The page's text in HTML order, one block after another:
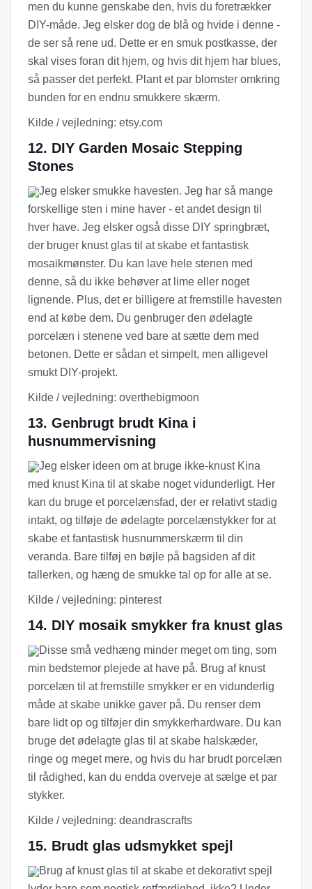
men du kunne genskabe den, hvis du foretrækker
DIY-måde. Jeg elsker dog de blå og hvide i denne -
de ser så rene ud. Dette er en smuk postkasse, der
skal vises foran dit hjem, og hvis dit hjem har blues,
så passer det perfekt. Plant et par blomster omkring
bunden for en endnu smukkere skærm.
Kilde / vejledning: etsy.com
12. DIY Garden Mosaic Stepping
Stones
Jeg elsker smukke havesten. Jeg har så mange
forskellige sten i mine haver - et andet design til
hver have. Jeg elsker også disse DIY springbræt,
der bruger knust glas til at skabe et fantastisk
mosaikmønster. Du kan lave hele stenen med
denne, så du ikke behøver at lime eller noget
lignende. Plus, det er billigere at fremstille havesten
end at købe dem. Du genbruger den ødelagte
porcelæn i stenene ved bare at sætte dem med
betonen. Dette er sådan et simpelt, men alligevel
smukt DIY-projekt.
Kilde / vejledning: overthebigmoon
13. Genbrugt brudt Kina i
husnummervisning
Jeg elsker ideen om at bruge ikke-knust Kina
med knust Kina til at skabe noget vidunderligt. Her
kan du bruge et porcelænsfad, der er relativt stadig
intakt, og tilføje de ødelagte porcelænstykker for at
skabe et fantastisk husnummerskærm til din
veranda. Bare tilføj en bøjle på bagsiden af ​​dit
tallerken, og hæng de smukke tal op for alle at se.
Kilde / vejledning: pinterest
14. DIY mosaik smykker fra knust glas
Disse små vedhæng minder meget om ting, som
min bedstemor plejede at have på. Brug af knust
porcelæn til at fremstille smykker er en vidunderlig
måde at skabe unikke gaver på. Du renser dem
bare lidt op og tilføjer din smykkerhardware. Du kan
bruge det ødelagte glas til at skabe halskæder,
ringe og meget mere, og hvis du har brudt porcelæn
til rådighed, kan du endda overveje at sælge et par
stykker.
Kilde / vejledning: deandrascrafts
15. Brudt glas udsmykket spejl
Brug af knust glas til at skabe et dekorativt spejl